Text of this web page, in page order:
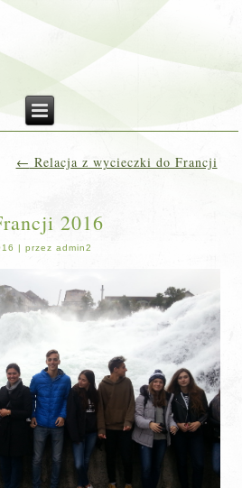
← Relacja z wycieczki do Francji
2016
|przez admin2